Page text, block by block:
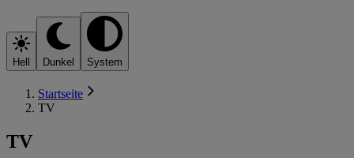
Hell Dunkel System
Startseite
TV
TV